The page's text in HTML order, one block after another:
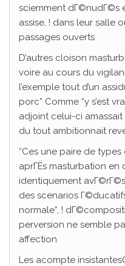
sciemment dГ©nudГ©s
assise, ! dans leur salle
passages ouverts
D’autres cloison
voire au cours du
l’exemple tout d’un
porc” Comme “y s’est
adjoint celui-ci amassait
du tout ambitionnait
“Ces une paire de
aprГЁs masturbation
identiquement
des scenarios
normale”, !
perversion ne semble
affection
Les acompte